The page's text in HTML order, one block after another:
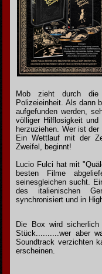
Mob zieht durch die
Polizeieinheit. Als dann
aufgefunden werden,
völliger Hilflosigkeit und
herzuziehen. Wer ist
Ein Wettlauf mit der
Zweifel, beginnt!
Lucio Fulci hat mit
besten Filme
seinesgleichen sucht.
des italienischen
synchronisiert und in
Die Box wird
Stück..........wer aber
Soundtrack verzichten
erscheinen.